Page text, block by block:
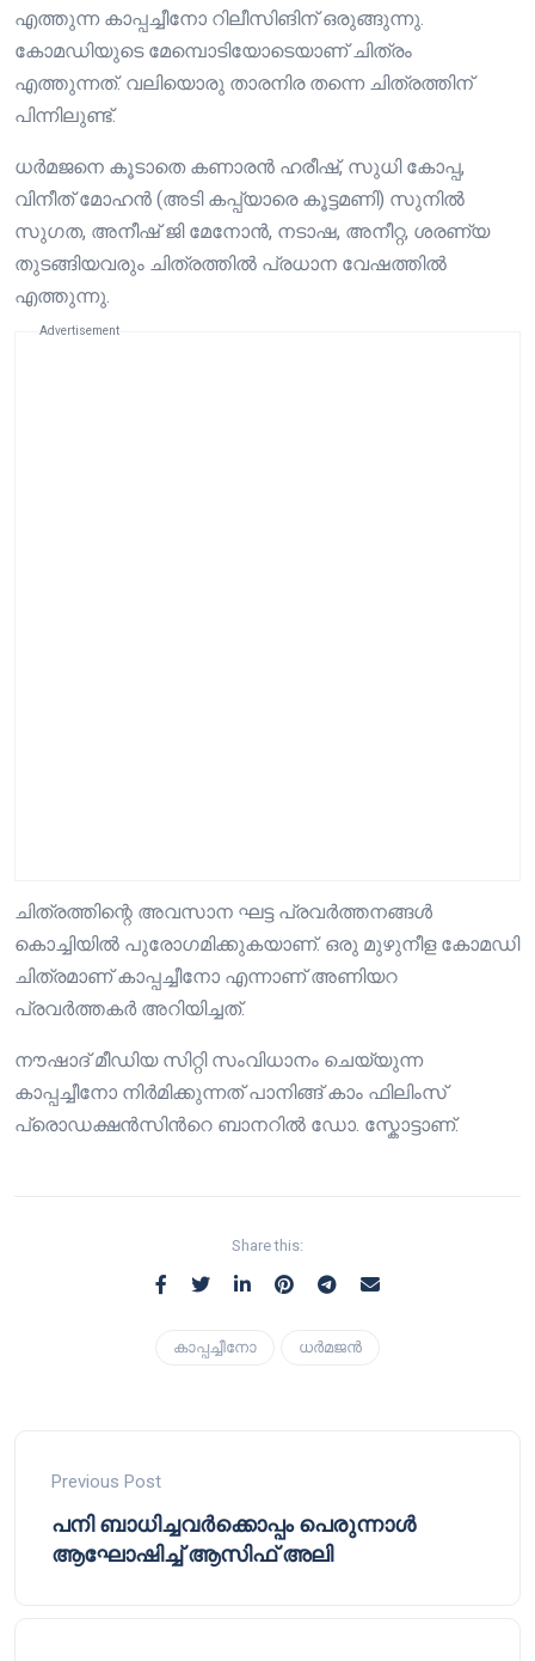
എത്തുന്ന കാപ്പച്ചീനോ റിലീസിങിന് ഒരുങ്ങുന്നു.
കോമഡിയുടെ മേമ്പൊടിയോടെയാണ് ചിത്രം
എത്തുന്നത്. വലിയൊരു താരനിര തന്നെ ചിത്രത്തിന്
പിന്നിലുണ്ട്.
ധര്‍മജനെ കൂടാതെ കണാരന്‍ ഹരീഷ്, സുധി കോപ്പ,
വിനീത് മോഹന്‍ (അടി കപ്പ്യാരെ കൂട്ടമണി) സുനില്‍
സുഗത, അനീഷ് ജി മേനോന്‍, നടാഷ, അനീറ്റ, ശരണ്യ
തുടങ്ങിയവരും ചിത്രത്തിൽ പ്രധാന വേഷത്തിൽ
എത്തുന്നു.
Advertisement
ചിത്രത്തിന്റെ അവസാന ഘട്ട പ്രവർത്തനങ്ങൾ
കൊച്ചിയിൽ പുരോഗമിക്കുകയാണ്. ഒരു മുഴുനീള കോമഡി
ചിത്രമാണ് കാപ്പച്ചീനോ എന്നാണ് അണിയറ
പ്രവർത്തകർ അറിയിച്ചത്.
നൗഷാദ് മീഡിയ സിറ്റി സംവിധാനം ചെയ്യുന്ന
കാപ്പച്ചീനോ നിർമിക്കുന്നത് പാനിങ്ങ് കാം ഫിലിംസ്
പ്രൊഡക്ഷന്‍സിന്‍റെ ബാനറില്‍ ഡോ. സ്കോട്ടാണ്.
Share this:
കാപ്പച്ചീനോ ധര്‍മജന്‍
Previous Post
പനി ബാധിച്ചവർക്കൊപ്പം പെരുന്നാൾ
ആഘോഷിച്ച് ആസിഫ് അലി